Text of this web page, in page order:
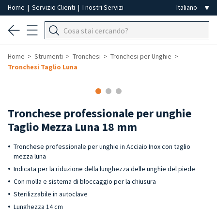
Home | Servizio Clienti | I nostri Servizi
Home Strumenti Tronchesi
Tronchesi per Unghie
Tronchesi Taglio Luna
Tronchese professionale per unghie
Taglio Mezza Luna 18 mm
Tronchese professionale per unghie in Acciaio Inox con taglio
mezza luna
Indicata per la riduzione della lunghezza delle unghie del piede
Con molla e sistema di bloccaggio per la chiusura
Sterilizzabile in autoclave
Lunghezza 14 cm